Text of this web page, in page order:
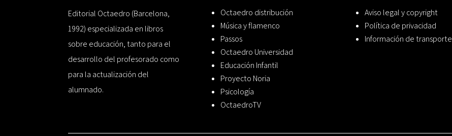
Editorial Octaedro (Barcelona,
1992) especializada en libros
sobre educación, tanto para el
desarrollo del profesorado como
para la actualización del
alumnado.
Octaedro distribución
Música y flamenco
Passos
Octaedro Universidad
Educación Infantil
Proyecto Noria
Psicología
OctaedroTV
Aviso legal y copyright
Política de privacidad
Información de transporte